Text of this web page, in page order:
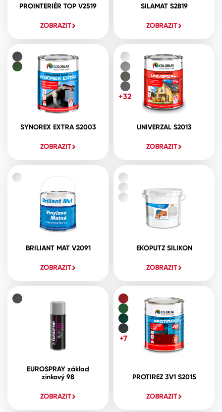
PROINTERIÉR TOP V2519
ZOBRAZIT
SILAMAT S2819
ZOBRAZIT
SYNOREX EXTRA S2003
ZOBRAZIT
UNIVERZAL S2013
ZOBRAZIT
+32
BRILIANT MAT V2091
ZOBRAZIT
EKOPUTZ SILIKON
ZOBRAZIT
EUROSPRAY základ
zinkový 98
ZOBRAZIT
PROTIREZ 3V1 S2015
ZOBRAZIT
+7